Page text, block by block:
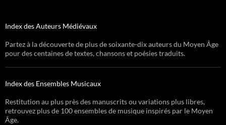
Index des Auteurs Médiévaux
Partez à la découverte de plus de soixante-dix auteurs du Moyen Âge
pour des centaines de textes, chansons et poésies traduits.
Index des Ensembles Musicaux
Restitution au plus près des manuscrits ou variations plus libres,
retrouvez plus de 100 ensembles de musique inspirés par le Moyen
Âge.